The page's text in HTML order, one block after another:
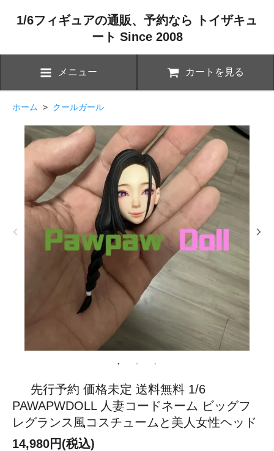
1/6フィギュアの通販、予約なら トイザキュ
ート Since 2008
メニュー カートを見る
ホーム > クールガール
先行予約 価格未定 送料無料 1/6
PAWAPWDOLL 人妻コードネーム ビッグフ
レグランス風コスチュームと美人女性ヘッド
14,980円(税込)